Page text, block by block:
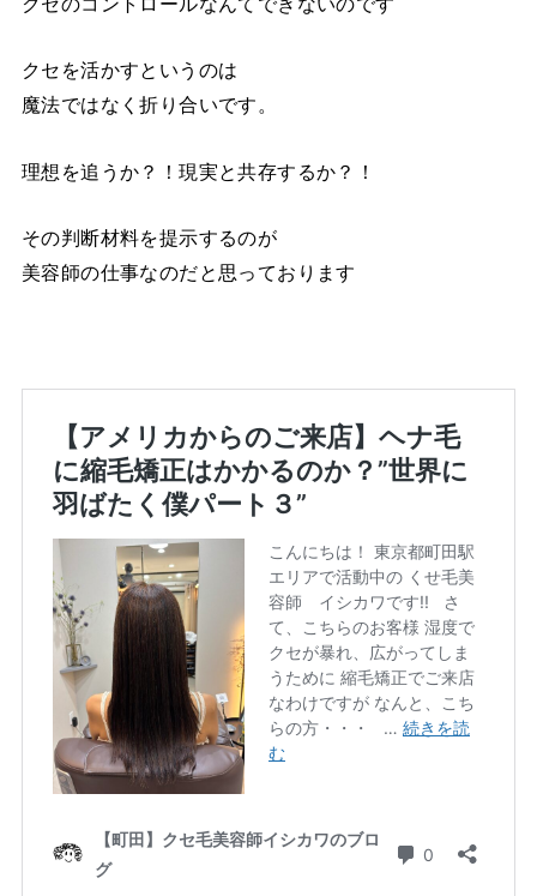
クセを活かすというのは
魔法ではなく折り合いです。
理想を追うか？！現実と共存するか？！
その判断材料を提示するのが
美容師の仕事なのだと思っております